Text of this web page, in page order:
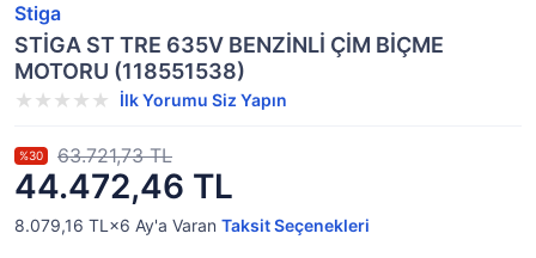
Stiga
STİGA ST TRE 635V BENZİNLİ ÇİM BİÇME
MOTORU (118551538)
İlk Yorumu Siz Yapın
44.472,46 TL
%30 63.721,73 TL
8.079,16 TL×6 Ay'a Varan Taksit Seçenekleri